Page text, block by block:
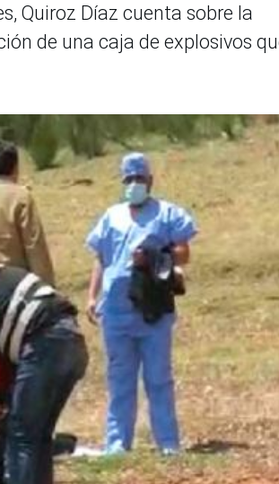
Quiroz Díaz cuenta sobre la
de una caja de explosivos